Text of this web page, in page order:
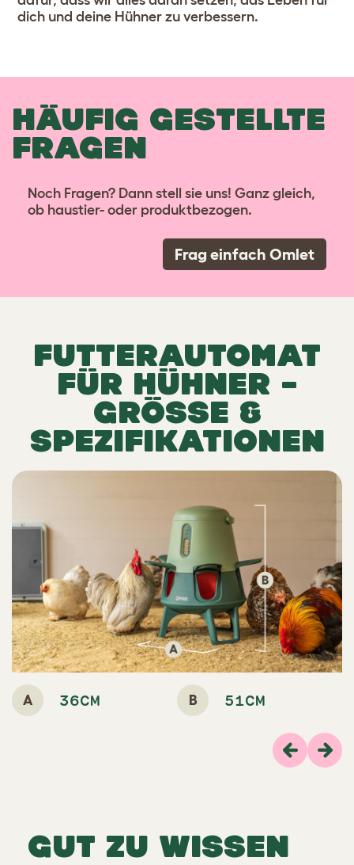
dich und deine Hühner zu verbessern.
HÄUFIG GESTELLTE
FRAGEN
Noch Fragen? Dann stell sie uns! Ganz gleich,
ob haustier- oder produktbezogen.
Frag einfach Omlet
FUTTERAUTOMAT
FÜR HÜHNER –
GRÖSSE &
SPEZIFIKATIONEN
A 36CM B 51CM
Previous
GUT ZU WISSEN